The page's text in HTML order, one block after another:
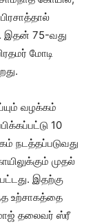
இதன் 75-வது
மோடி
வழக்கம்
10
நடத்தப்படுவது
முதல்
இதற்கு
உற்சாகத்தை
தலைவர் ஸ்ரீ